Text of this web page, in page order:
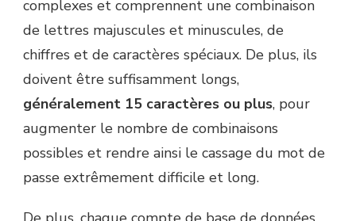
complexes et comprennent une combinaison
de lettres majuscules et minuscules, de
chiffres et de caractères spéciaux. De plus, ils
doivent être suffisamment longs,
généralement 15 caractères ou plus, pour
augmenter le nombre de combinaisons
possibles et rendre ainsi le cassage du mot de
passe extrêmement difficile et long.